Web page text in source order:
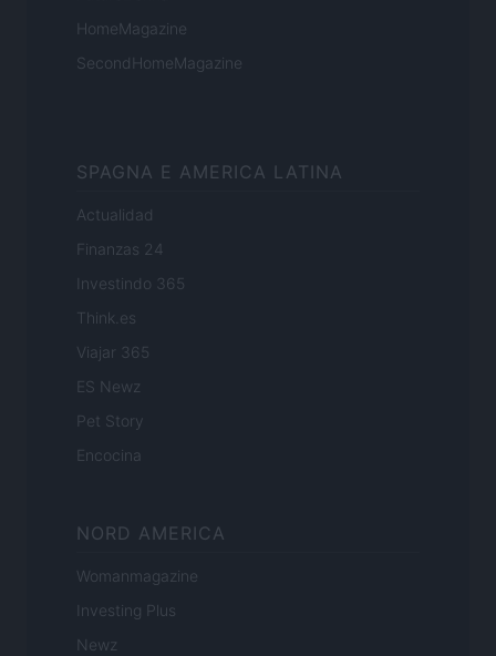
HomeMagazine
SecondHomeMagazine
SPAGNA E AMERICA LATINA
Actualidad
Finanzas 24
Investindo 365
Think.es
Viajar 365
ES Newz
Pet Story
Encocina
NORD AMERICA
Womanmagazine
Investing Plus
Newz